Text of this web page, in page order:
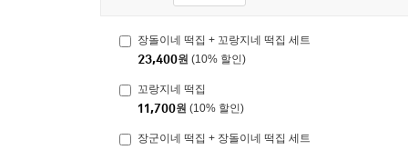
장돌이네 떡집 + 꼬랑지네 떡집 세트
23,400원 (10% 할인)
꼬랑지네 떡집
11,700원 (10% 할인)
장군이네 떡집 + 장돌이네 떡집 세트